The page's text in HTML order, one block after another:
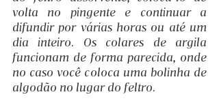
volta no pingente e continuar a
difundir por várias horas ou até um
dia inteiro. Os colares de argila
funcionam de forma parecida, onde
no caso você coloca uma bolinha de
algodão no lugar do feltro.